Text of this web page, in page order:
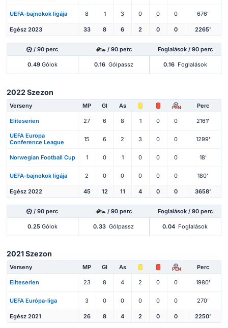
UEFA-bajnokok ligája 8 1 3 0 0 0 676'
Egész 2023 33 8 6 2 0 0 2265'
/ 90 perc / 90 perc Foglalások / 90 perc
0.49Gólok 0.16 Gólpassz 0.16 Foglalások
2022 Szezon
Verseny MP Gl As PEN Perc
Eliteserien 27 6 8 1 0 0 2161'
UEFA Europa
Conference League
15 6 2 3 0 0 1299'
Norwegian Football Cup 1 0 1 0 0 0 18'
UEFA-bajnokok ligája 2 0 0 0 0 0 180'
Egész 2022 45 12 11 4 0 0 3658'
/ 90 perc / 90 perc Foglalások / 90 perc
0.25Gólok 0.33 Gólpassz 0.04 Foglalások
2021 Szezon
Verseny MP Gl As PEN Perc
Eliteserien 23 8 4 2 0 0 1980'
UEFA Európa-liga 3 0 0 0 0 0 270'
Egész 2021 26 8 4 2 0 0 2250'